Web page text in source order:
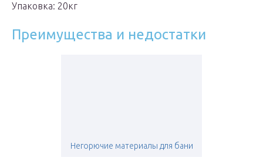
Упаковка: 20кг
Преимущества и недостатки
Негорючие материалы для бани